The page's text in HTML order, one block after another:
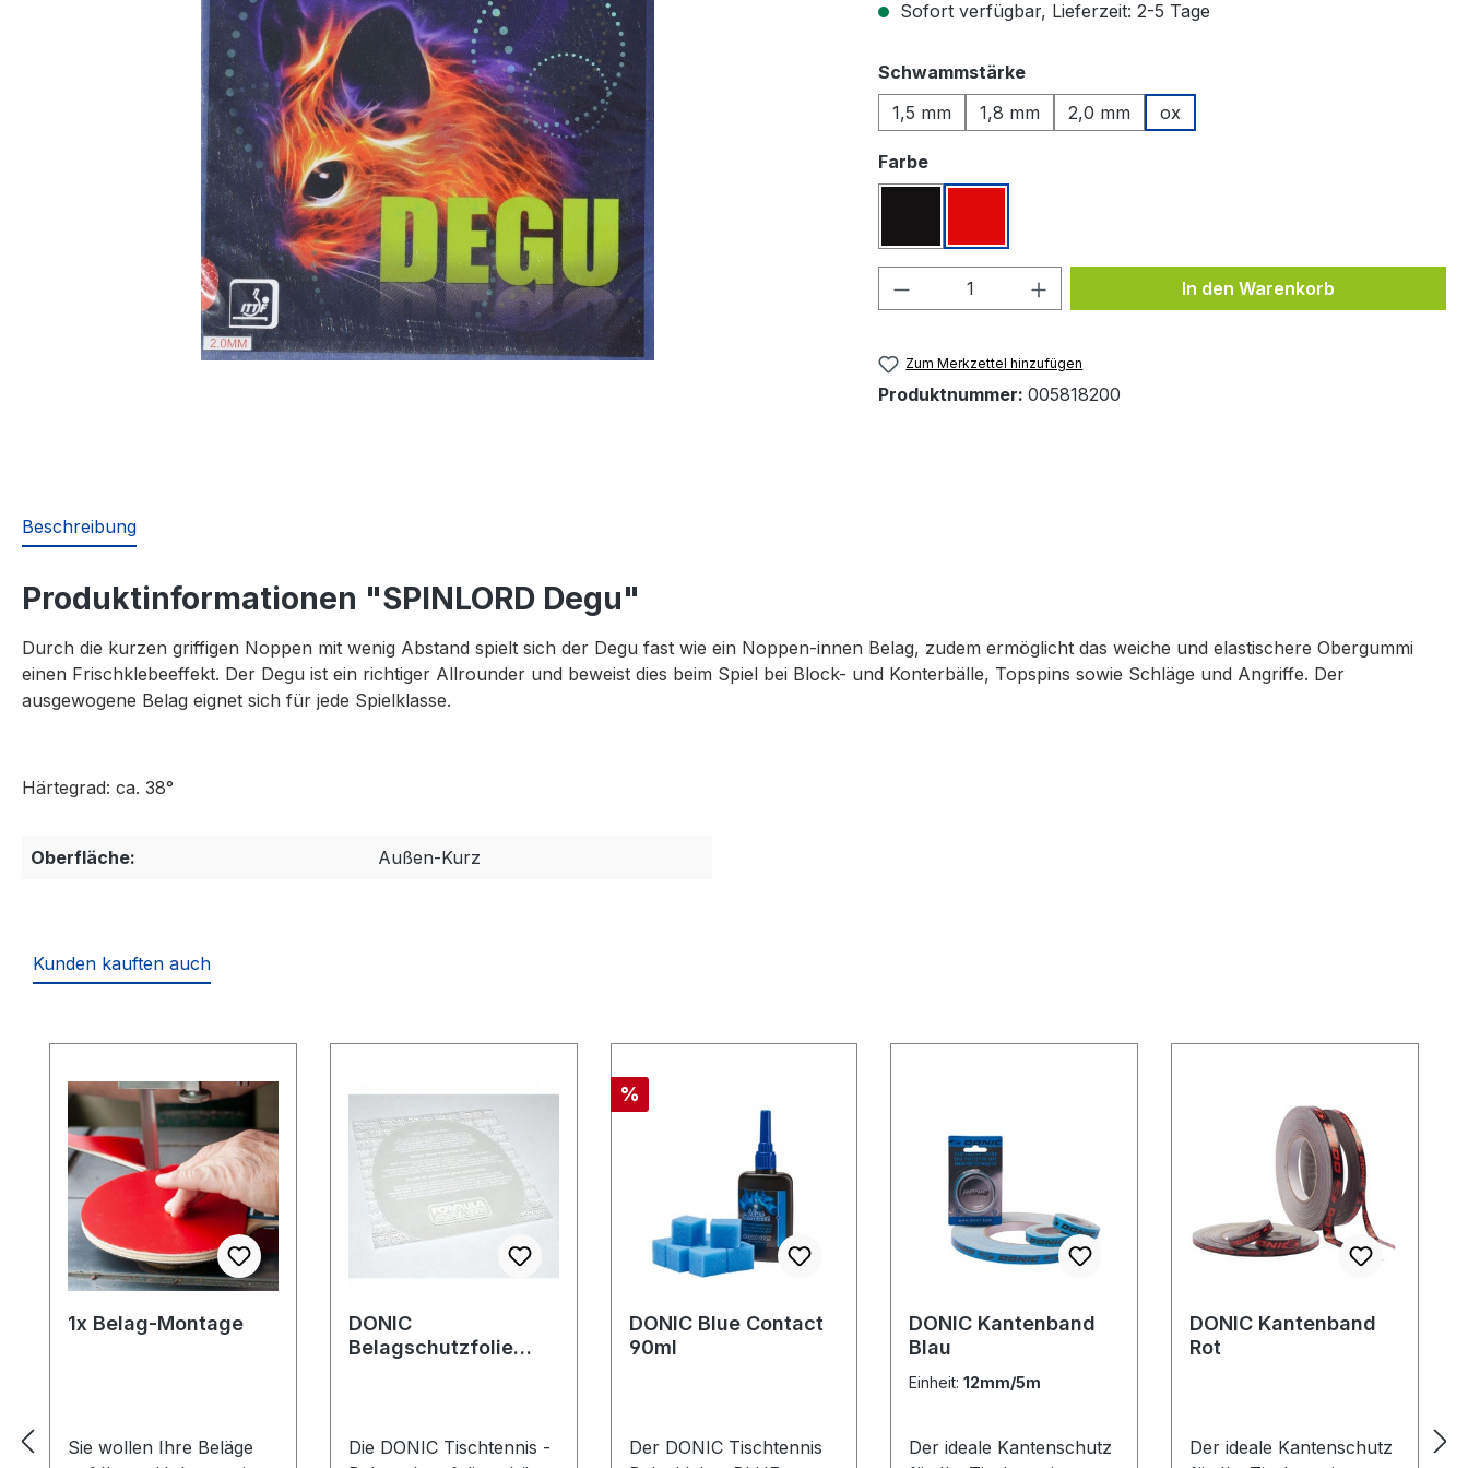
Sofort verfügbar, Lieferzeit: 2-5 Tage
Schwammstärkeauswählen
1,5 mm
1,8 mm 2,0 mm ox
Farbeauswählen
Produkt Anzahl: Gib den gewünschten Wert
In den Warenkorb
Zum Merkzettel hinzufügen
Produktnummer: 005818200
Beschreibung
Produktinformationen "SPINLORD Degu"
Durch die kurzen griffigen Noppen mit wenig Abstand spielt sich der Degu fast wie ein Noppen-innen Belag, zudem ermöglicht das weiche und elastischere Obergummi
einen Frischklebeeffekt. Der Degu ist ein richtiger Allrounder und beweist dies beim Spiel bei Block- und Konterbälle, Topspins sowie Schläge und Angriffe. Der
ausgewogene Belag eignet sich für jede Spielklasse.
Härtegrad: ca. 38°
Oberfläche: Außen-Kurz
Kunden kauften auch
1x Belag-Montage
Sie wollen Ihre Beläge
DONIC
Belagschutzfolie
Die DONIC Tischtennis -
Rabatt
%
DONIC Blue Contact
90ml
Der DONIC Tischtennis
DONIC Kantenband
Blau
Einheit:12mm/5m
Der ideale Kantenschutz
DONIC Kantenband
Rot
Der ideale Kantenschutz